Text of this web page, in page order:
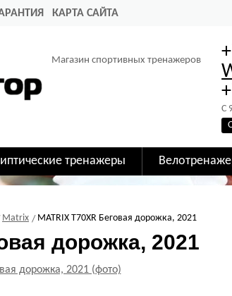
КАРТА САЙТА
Магазин спортивных тренажеров
C
тренажеры
Matrix MATRIX T70XR Беговая дорожка, 2021
дорожка, 2021